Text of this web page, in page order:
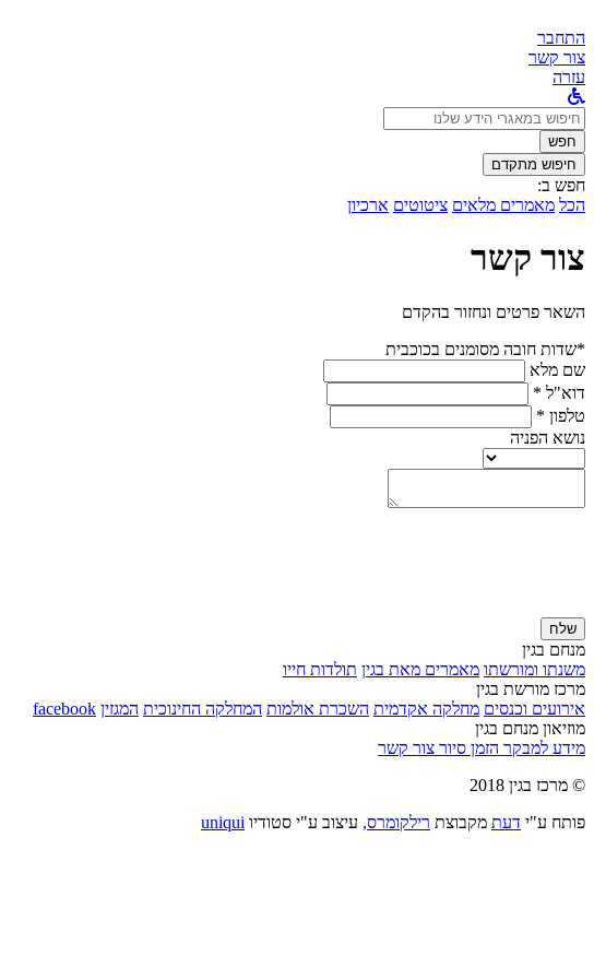
התחבר
צור קשר
עזרה
לחפש
ב:חפש
חיפוש מתקדם
חפש ב:
הכל מאמרים מלאים ציטוטים ארכיון
צור קשר
השאר פרטים ונחזור בהקדם
*שדות חובה מסומנים בכוכבית
שם מלא
דוא"ל *
טלפון *
נושא הפניה
שלח
מנחם בגין
משנתו ומורשתו מאמרים מאת בגין תולדות חייו
מרכז מורשת בגין
אירועים וכנסים מחלקה אקדמית השכרת אולמות המחלקה החינוכית המגזין facebook
מוזיאון מנחם בגין
מידע למבקר הזמן סיור צור קשר
© מרכז בגין 2018
פותח ע"י דעת מקבוצת רילקומרס, עיצוב ע"י סטודיו uniqui